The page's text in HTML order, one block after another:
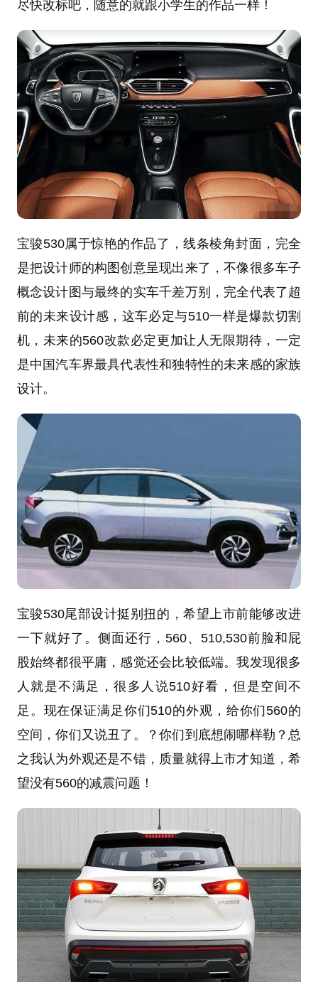
尽快改标吧，随意的就跟小学生的作品一样！
宝骏530属于惊艳的作品了，线条棱角封面，完全
是把设计师的构图创意呈现出来了，不像很多车子
概念设计图与最终的实车千差万别，完全代表了超
前的未来设计感，这车必定与510一样是爆款切割
机，未来的560改款必定更加让人无限期待，一定
是中国汽车界最具代表性和独特性的未来感的家族
设计。
宝骏530尾部设计挺别扭的，希望上市前能够改进
一下就好了。侧面还行，560、510,530前脸和屁
股始终都很平庸，感觉还会比较低端。我发现很多
人就是不满足，很多人说510好看，但是空间不
足。现在保证满足你们510的外观，给你们560的
空间，你们又说丑了。？你们到底想闹哪样勒？总
之我认为外观还是不错，质量就得上市才知道，希
望没有560的减震问题！